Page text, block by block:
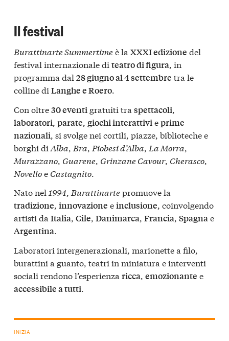
Il festival
Burattinarte Summertimeè la XXXI edizione del
festival internazionale di teatro di figura, in
programma dal 28 giugno al 4 settembre tra le
colline di Langhe e Roero.
Con oltre30 eventi gratuiti tra spettacoli,
laboratori, parate, giochi interattivieprime
nazionali, si svolge nei cortili, piazze, biblioteche e
borghi di Alba, Bra, Piobesi d’Alba, La Morra,
Murazzano, Guarene, Grinzane Cavour, Cherasco,
Novelloe Castagnito.
Nato nel 1994, Burattinartepromuove la
tradizione, innovazione einclusione, coinvolgendo
artisti da Italia, Cile, Danimarca, Francia, Spagnae
Argentina.
Laboratori intergenerazionali, marionette a filo,
burattini a guanto, teatri in miniatura e interventi
sociali rendono l’esperienza ricca, emozionante e
accessibile a tutti.
INIZIA